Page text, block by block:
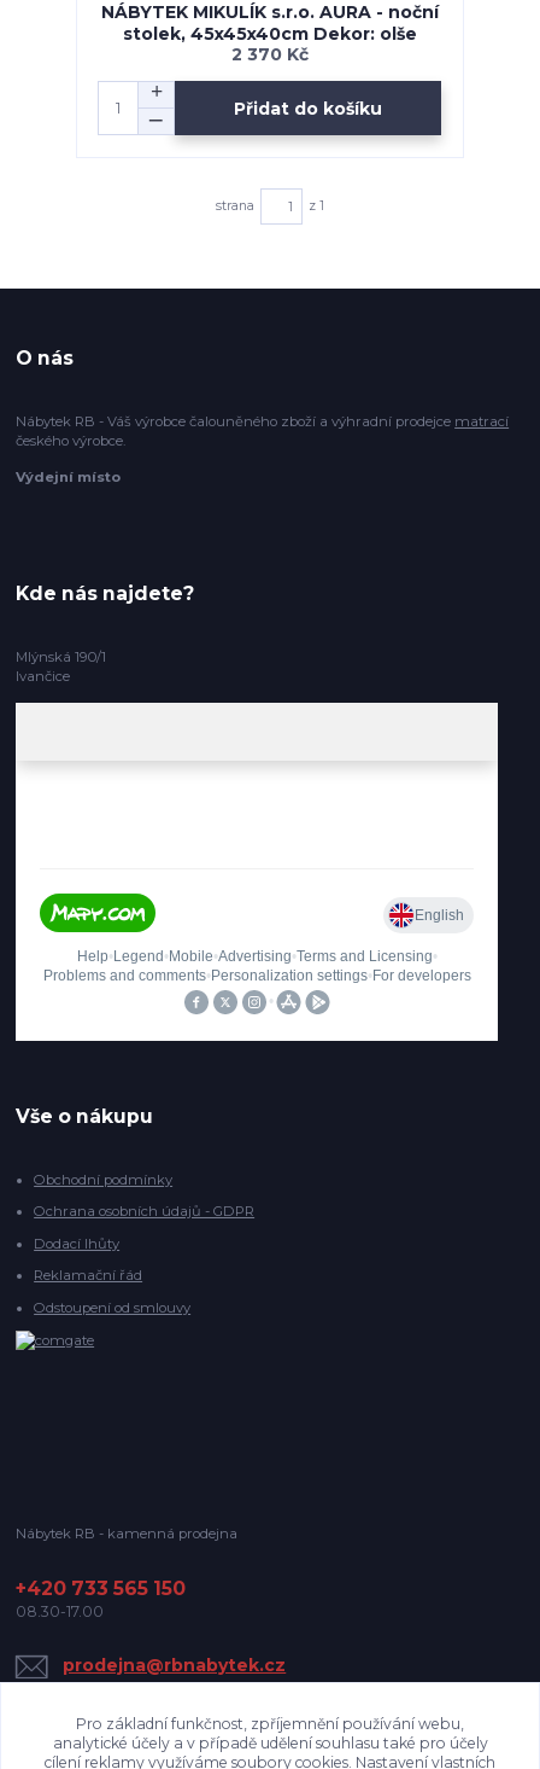
NÁBYTEK MIKULÍK s.r.o. AURA - noční
stolek, 45x45x40cm Dekor: olše
2 370 Kč
Přidat do košíku
strana z 1
O nás
Nábytek RB - Váš výrobce čalouněného zboží a výhradní prodejce matrací
českého výrobce.
Výdejní místo
Kde nás najdete?
Mlýnská 190/1
Ivančice
Vše o nákupu
Obchodní podmínky
Ochrana osobních údajů - GDPR
Dodací lhůty
Reklamační řád
Odstoupení od smlouvy
Nábytek RB - kamenná prodejna
+420 733 565 150
08.30-17.00
prodejna@rbnabytek.cz
Pro základní funkčnost, zpříjemnění používání webu,
analytické účely a v případě udělení souhlasu také pro účely
cílení reklamy využíváme soubory cookies. Nastavení vlastních